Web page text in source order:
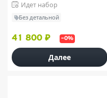
Идет набор
Без детальной
41 800 ₽ –0%
Далее